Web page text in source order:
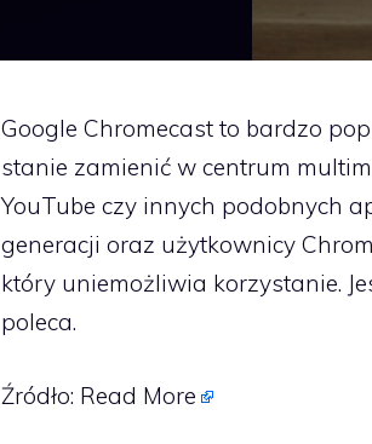
Google Chromecast to bardzo
stanie zamienić w centrum
YouTube czy innych podobnych
generacji oraz użytkownicy
który uniemożliwia korzystanie.
poleca.
Źródło: Read More